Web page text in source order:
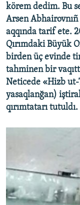
körem dedim. Bu
Arsen
aqqında tarif ete.
Qırımdaki Büyük
birden üç evinde
tahminen bir
Neticede «Hizb
yasaqlanğan)
qırımtatarı tutuldı.